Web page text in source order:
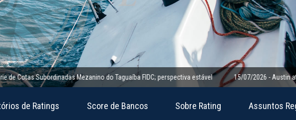
Subordinadas Mezanino do Taguaíba FIDC; perspectiva estável 15/07/2026 - Austin atribui o
de Ratings Score de Bancos Sobre Rating Assuntos